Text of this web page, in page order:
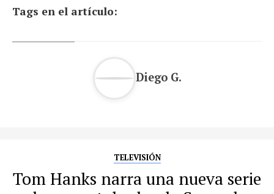
Tags en el artículo:
Diego G.
TELEVISIÓN
Tom Hanks narra una nueva serie